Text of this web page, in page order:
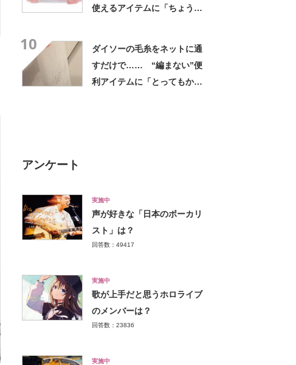
使えるアイテムに「ちょうど
10
ダイソーの毛糸をネットに通
すだけで…… “編まない”便
利アイテムに「とってもかわ
アンケート
実施中
声が好きな「日本のボーカリ
スト」は？
回答数：49417
実施中
歌が上手だと思うホロライブ
のメンバーは？
回答数：23836
実施中